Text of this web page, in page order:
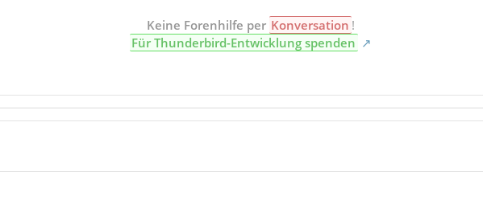
Keine Forenhilfe per Konversation !
Für Thunderbird-Entwicklung spenden